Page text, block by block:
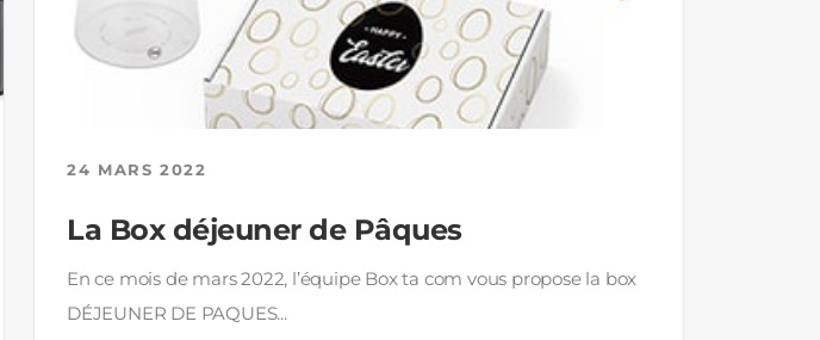
24 MARS 2022
La Box déjeuner de Pâques
En ce mois de mars 2022, l’équipe Box ta com vous propose la box
DÉJEUNER DE PAQUES...